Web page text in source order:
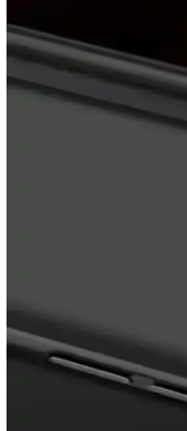
En İyi iPhone Kılıfları:
İşte iPhone'unuzu koruyan en iyi
Nazar Boncuklu Telefon
Nazar boncuklu telefon kılıfları,
Apple iPhone 16 Pro
Apple iPhone 16 Pro Max için
Nokia X Siyah Flip Cover
Nokia X Siyah Flip Cover, şık
Zebana Samsung
Zebana Samsung Galaxy A23
Samsung Galaxy A35 5G
Samsung Galaxy A35 5G uyumlu
Samsung S7 Edge İçin